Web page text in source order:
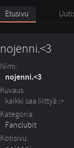
Etusivu
nojenni.<3
Nimi:
nojenni.<3
Kuvaus
kaikki saa liittyä ;>
Kategoria:
Fanclubit
Kotisivu: